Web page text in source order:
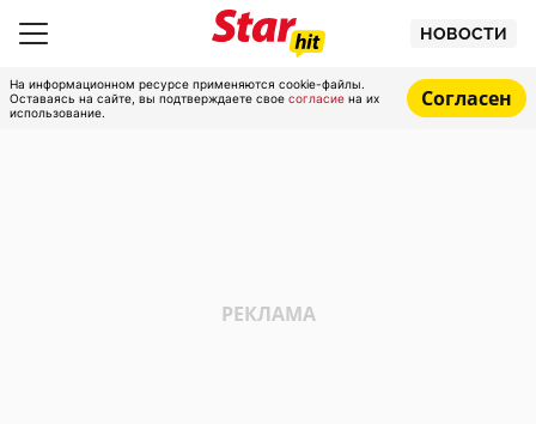
НОВОСТИ
На информационном ресурсе применяются cookie-файлы.
Оставаясь на сайте, вы подтверждаете свое согласие на их
использование.
Согласен